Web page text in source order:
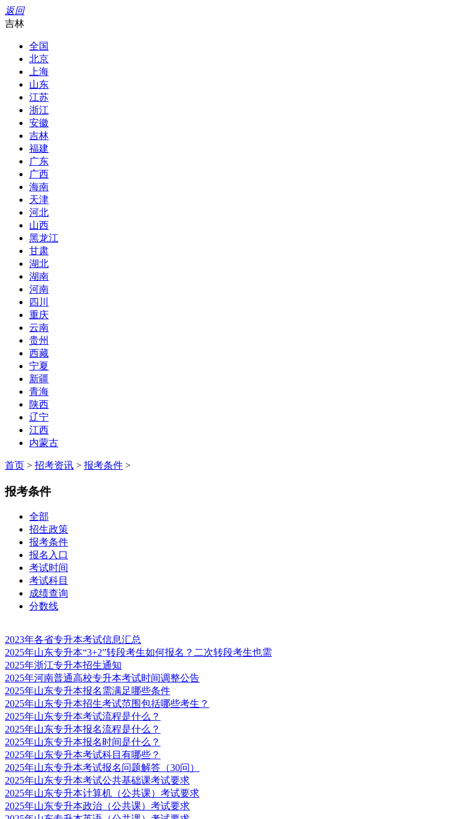
返回
吉林
全国
北京
上海
山东
江苏
浙江
安徽
吉林
福建
广东
广西
海南
天津
河北
山西
黑龙江
甘肃
湖北
湖南
河南
四川
重庆
云南
贵州
西藏
宁夏
新疆
青海
陕西
辽宁
江西
内蒙古
首页 > 招考资讯 > 报考条件 >
报考条件
全部
招生政策
报考条件
报名入口
考试时间
考试科目
成绩查询
分数线
2023年各省专升本考试信息汇总
2025年山东专升本“3+2”转段考生如何报名？二次转段考生也需
2025年浙江专升本招生通知
2025年河南普通高校专升本考试时间调整公告
2025年山东专升本报名需满足哪些条件
2025年山东专升本招生考试范围包括哪些考生？
2025年山东专升本考试流程是什么？
2025年山东专升本报名流程是什么？
2025年山东专升本报名时间是什么？
2025年山东专升本考试科目有哪些？
2025年山东专升本考试报名问题解答（30问）
2025年山东专升本考试公共基础课考试要求
2025年山东专升本计算机（公共课）考试要求
2025年山东专升本政治（公共课）考试要求